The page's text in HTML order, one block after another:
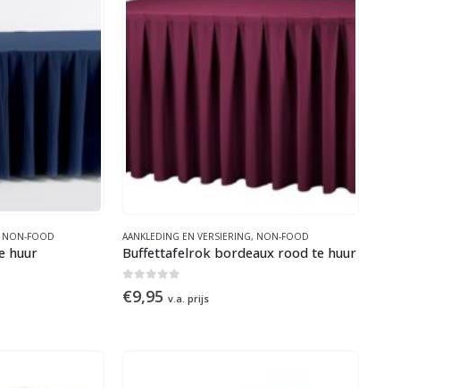
NON-FOOD
huur
AANKLEDING EN VERSIERING, NON-FOOD
Buffettafelrok bordeaux rood te huur
€9,95 v.a. prijs